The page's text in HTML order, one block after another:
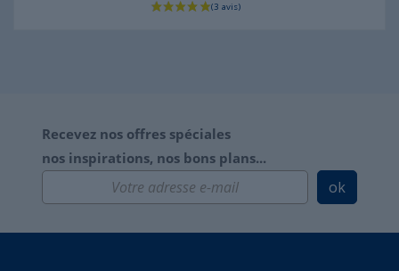
Recevez nos offres spéciales
nos inspirations, nos bons plans...
ok